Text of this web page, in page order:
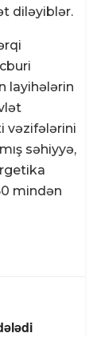
diləyiblər.
layihələrin
vəzifələrini
səhiyyə,
mindən